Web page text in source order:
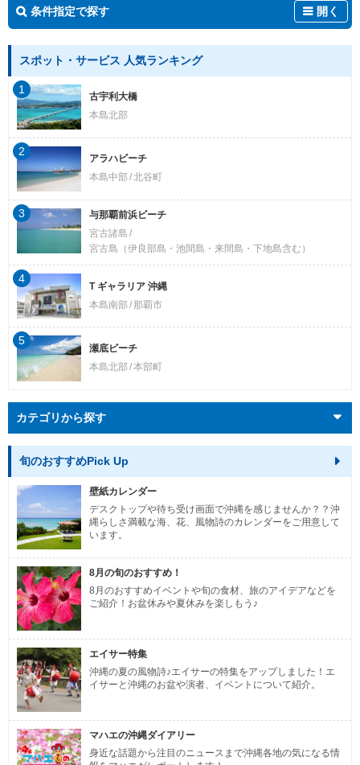
条件指定で探す 開く
スポット・サービス 人気ランキング
古宇利大橋
本島北部
1
アラハビーチ
本島中部 北谷町
2
与那覇前浜ビーチ
宮古諸島
宮古島（伊良部島・池間島・来間島・下地島含む）
3
T ギャラリア 沖縄
本島南部
那覇市
4
瀬底ビーチ
本島北部 本部町
5
カテゴリから探す
旬のおすすめPick Up
壁紙カレンダー
デスクトップや待ち受け画面で沖縄を感じませんか？？沖
縄らしさ満載な海、花、風物詩のカレンダーをご用意して
います。
8月の旬のおすすめ！
8月のおすすめイベントや旬の食材、旅のアイデアなどを
ご紹介！お盆休みや夏休みを楽しもう♪
エイサー特集
沖縄の夏の風物詩♪エイサーの特集をアップしました！エ
イサーと沖縄のお盆や演者、イベントについて紹介。
マハエの沖縄ダイアリー
身近な話題から注目のニュースまで沖縄各地の気になる情